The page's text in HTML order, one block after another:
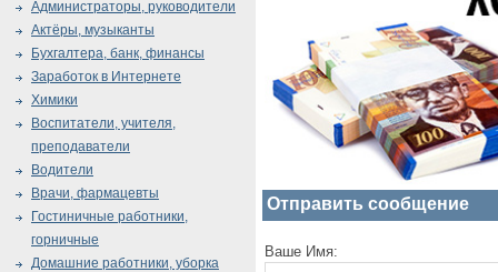
Отправить сообщение
Ваше Имя:
Администраторы, руководители
Актёры, музыканты
Бухгалтера, банк, финансы
Заработок в Интернете
Химики
Воспитатели, учителя,
преподаватели
Водители
Врачи, фармацевты
Гостиничные работники,
горничные
Домашние работники, уборка